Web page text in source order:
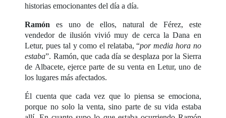
historias emocionantes del día a día.
Ramón es uno de ellos, natural de Férez, este
vendedor de ilusión vivió muy de cerca la Dana en
Letur, pues tal y como el relataba, “por media hora no
estaba”. Ramón, que cada día se desplaza por la Sierra
de Albacete, ejerce parte de su venta en Letur, uno de
los lugares más afectados.
Él cuenta que cada vez que lo piensa se emociona,
porque no solo la venta, sino parte de su vida estaba